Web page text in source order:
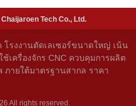
Tech Co., Ltd.
โรงงานตัดเลเซอร์ขนาดใหญ่ เน้น
เครื่องจักร CNC ควบคุมการผลิต
ภายใต้มาตรฐานสากล ราคา
All rights reserved.